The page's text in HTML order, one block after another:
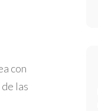
con
las